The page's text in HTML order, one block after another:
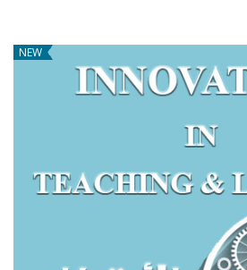
NEW